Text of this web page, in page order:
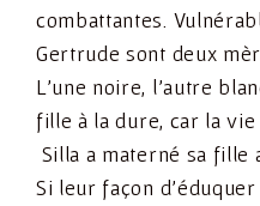
combattantes.
Gertrude sont deux
L’une noire, l’autre
fille à la dure, car la vie
Silla a materné sa fille
Si leur façon